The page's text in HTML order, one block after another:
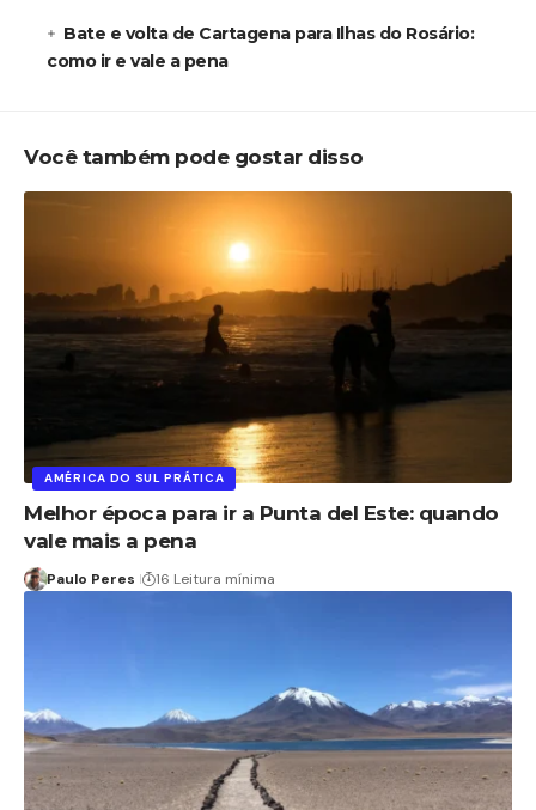
Bate e volta de Cartagena para Ilhas do Rosário:
como ir e vale a pena
Você também pode gostar disso
AMÉRICA DO SUL PRÁTICA
Melhor época para ir a Punta del Este: quando
vale mais a pena
Paulo Peres 16 Leitura mínima